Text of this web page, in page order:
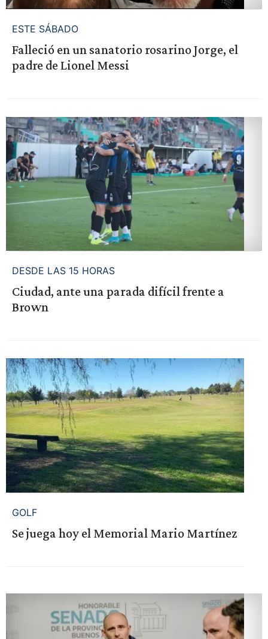
ESTE SÁBADO
Falleció en un sanatorio rosarino Jorge, el
padre de Lionel Messi
DESDE LAS 15 HORAS
Ciudad, ante una parada difícil frente a
Brown
GOLF
Se juega hoy el Memorial Mario Martínez